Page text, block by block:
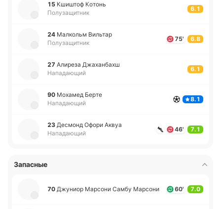
15 Кши­штоф Котонь
Полузащитник
6.1
24 Ма­лкольм Ви­льтар
Полузащитник
75' 6.8
27 Али­ре­за Джа­ха­нбахш
Нападающий
6.1
90 Мо­ха­мед Берте
Нападающий
8.1
23 Де­смонд Офори Аквуа
Нападающий
46' 7.1
Запасные
70 Джу­ниор Ма­рсо­ни Самбу Ма­рсо­ни 60' 7.0